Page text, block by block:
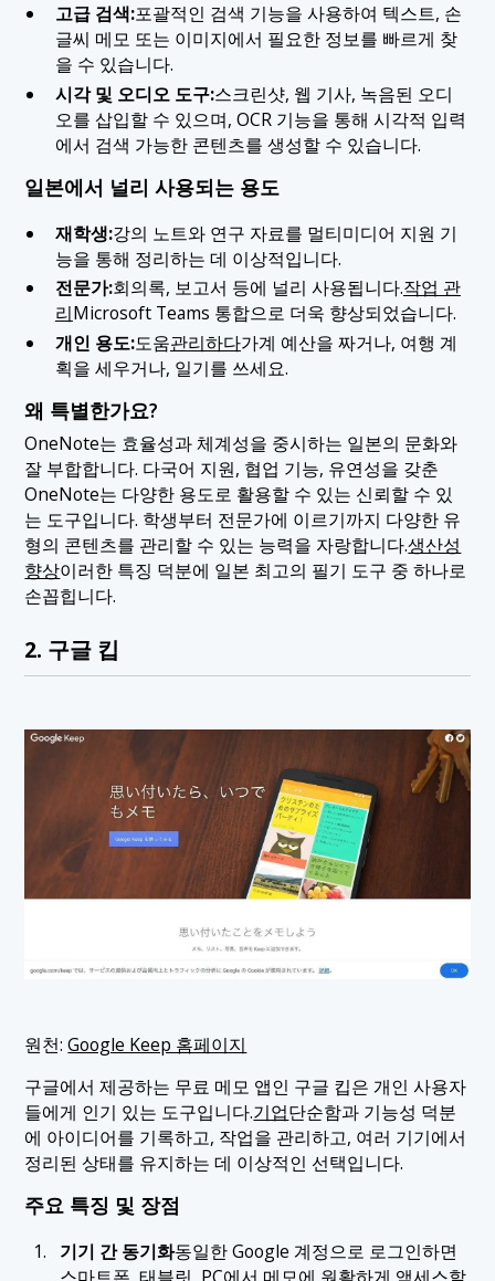
고급 검색:포괄적인 검색 기능을 사용하여 텍스트, 손
글씨 메모 또는 이미지에서 필요한 정보를 빠르게 찾
을 수 있습니다.
시각 및 오디오 도구:스크린샷, 웹 기사, 녹음된 오디
오를 삽입할 수 있으며, OCR 기능을 통해 시각적 입력
에서 검색 가능한 콘텐츠를 생성할 수 있습니다.
일본에서 널리 사용되는 용도
재학생:강의 노트와 연구 자료를 멀티미디어 지원 기
능을 통해 정리하는 데 이상적입니다.
전문가:회의록, 보고서 등에 널리 사용됩니다.작업 관
리Microsoft Teams 통합으로 더욱 향상되었습니다.
개인 용도:도움관리하다가계 예산을 짜거나, 여행 계
획을 세우거나, 일기를 쓰세요.
왜 특별한가요?
OneNote는 효율성과 체계성을 중시하는 일본의 문화와
잘 부합합니다. 다국어 지원, 협업 기능, 유연성을 갖춘
OneNote는 다양한 용도로 활용할 수 있는 신뢰할 수 있
는 도구입니다. 학생부터 전문가에 이르기까지 다양한 유
형의 콘텐츠를 관리할 수 있는 능력을 자랑합니다.생산성
향상이러한 특징 덕분에 일본 최고의 필기 도구 중 하나로
손꼽힙니다.
2. 구글 킵
원천:Google Keep 홈페이지
구글에서 제공하는 무료 메모 앱인 구글 킵은 개인 사용자
들에게 인기 있는 도구입니다.기업단순함과 기능성 덕분
에 아이디어를 기록하고, 작업을 관리하고, 여러 기기에서
정리된 상태를 유지하는 데 이상적인 선택입니다.
주요 특징 및 장점
기기 간 동기화동일한 Google 계정으로 로그인하면